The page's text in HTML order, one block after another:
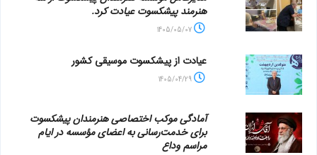
هنرمند پیشکسوت عیادت کرد.
عیادت از پیشکسوت موسیقی کشور
آمادگی موکب اختصاصی هنرمندان پیشکسوت
برای خدمت‌رسانی به اعضای مؤسسه در ایام
مراسم وداع